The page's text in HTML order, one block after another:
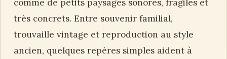
comme de petits paysages sonores, fragiles et
très concrets. Entre souvenir familial,
trouvaille vintage et reproduction au style
ancien, quelques repères simples aident à